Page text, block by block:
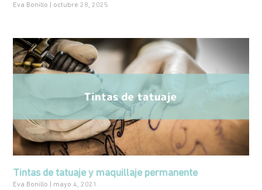
Eva Bonillo octubre 28, 2025
Tintas de tatuaje y maquillaje permanente
Eva Bonillo mayo 4, 2021